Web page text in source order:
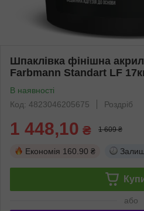
Шпаклівка фінішна
Farbmann Standart LF
В наявності
Код: 4823046205675
Роздріб
1 448,10 ₴ 1 609 ₴
Економія 160.90 ₴
або